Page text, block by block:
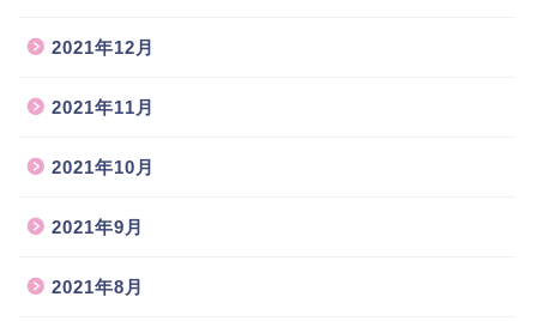
2021年12月
2021年11月
2021年10月
2021年9月
2021年8月